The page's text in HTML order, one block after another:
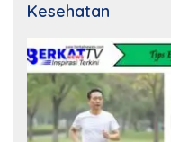
Kesehatan